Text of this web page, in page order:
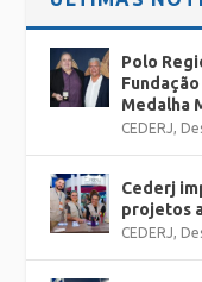
Polo
Medalha
CEDERJ,
Cederj
projetos
CEDERJ,